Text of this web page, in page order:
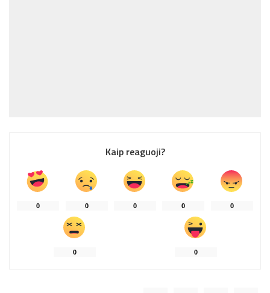
Kaip reaguoji?
0 0 0 0 0
0 0